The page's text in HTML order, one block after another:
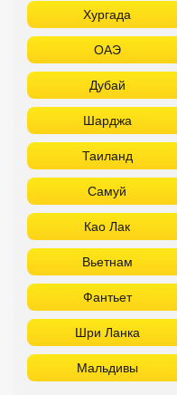
Хургада
ОАЭ
Дубай
Шарджа
Таиланд
Самуй
Као Лак
Вьетнам
Фантьет
Шри Ланка
Мальдивы